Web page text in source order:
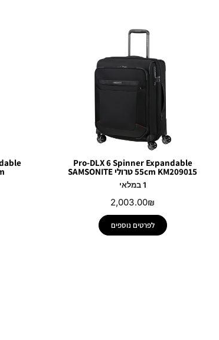
Pro-DLX 6 Spinner Expandable
55cm KM209015 טרולי SAMSONITE
1 במלאי
2,003.00₪
לפרטים נוספים